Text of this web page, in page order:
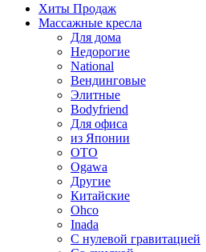
Хиты Продаж
Массажные кресла
Для дома
Недорогие
National
Вендинговые
Элитные
Bodyfriend
Для офиса
из Японии
OTO
Ogawa
Другие
Китайские
Ohco
Inada
С нулевой гравитацией